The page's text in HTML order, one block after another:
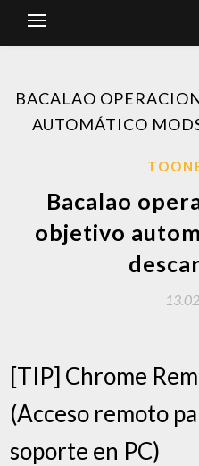
BACALAO
AUTOMÁTICO
Bacalao
objetivo
[TIP] Chrome
(Acceso remoto
soporte en PC)